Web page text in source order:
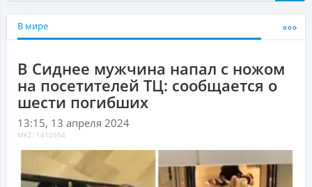
В мире
В Сиднее мужчина напал с ножом
на посетителей ТЦ: сообщается о
шести погибших
13:15, 13 апреля 2024
MKZ: 1410954